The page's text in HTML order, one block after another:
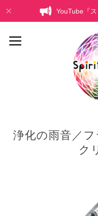
YouTube『
浄化の雨音／
ク